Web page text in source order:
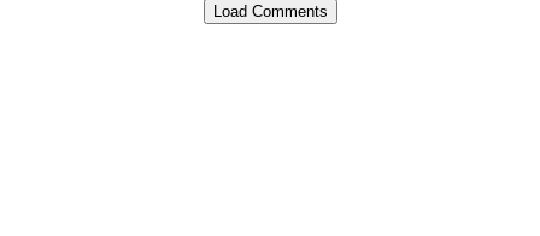
Load Comments